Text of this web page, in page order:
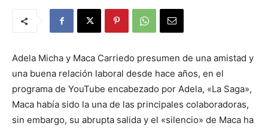
Adela Micha y Maca Carriedo presumen de una amistad y
una buena relación laboral desde hace años, en el
programa de YouTube encabezado por Adela, «La Saga»,
Maca había sido la una de las principales colaboradoras,
sin embargo, su abrupta salida y el «silencio» de Maca ha